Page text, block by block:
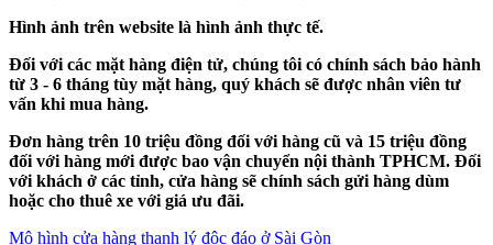
Hình ảnh trên website là hình ảnh thực tế.
Đối với các mặt hàng điện tử, chúng tôi có chính sách bảo hành
từ 3 - 6 tháng tùy mặt hàng, quý khách sẽ được nhân viên tư
vấn khi mua hàng.
Đơn hàng trên 10 triệu đồng đối với hàng cũ và 15 triệu đồng
đối với hàng mới được bao vận chuyển nội thành TPHCM. Đối
với khách ở các tỉnh, cửa hàng sẽ chính sách gửi hàng dùm
hoặc cho thuê xe với giá ưu đãi.
Mô hình cửa hàng thanh lý độc đáo ở Sài Gòn